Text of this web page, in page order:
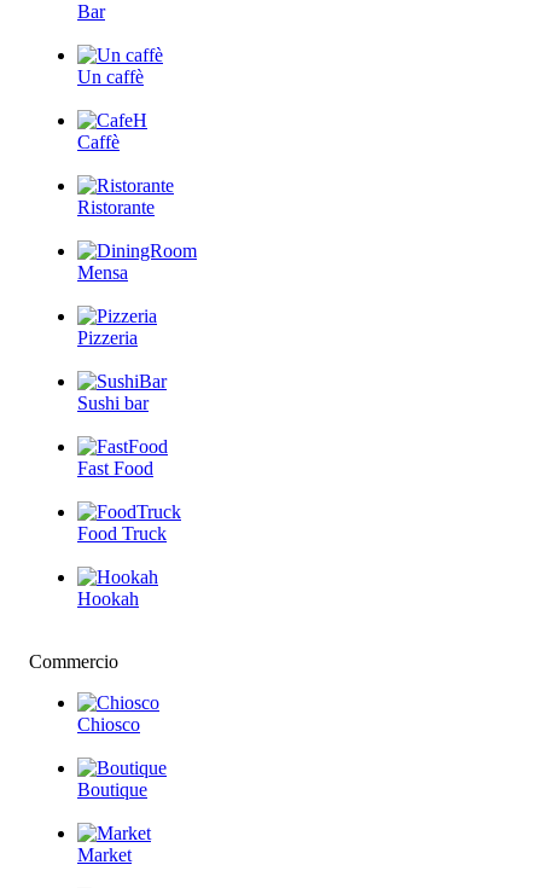
Bar
Un caffè
Caffè
Ristorante
Mensa
Pizzeria
Sushi bar
Fast Food
Food Truck
Hookah
Commercio
Chiosco
Boutique
Market